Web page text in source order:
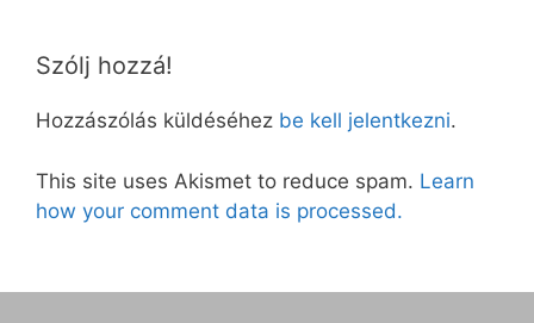
Szólj hozzá!
Hozzászólás küldéséhez be kell jelentkezni.
This site uses Akismet to reduce spam. Learn
how your comment data is processed.